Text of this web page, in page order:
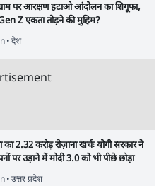
पर आरक्षण हटाओ आंदोलन का शिगूफा,
Z एकता तोड़ने की मुहिम?
• देश
का 2.32 करोड़ रोज़ाना खर्चः योगी सरकार ने
पर उड़ाने में मोदी 3.0 को भी पीछे छोड़ा
• उत्तर प्रदेश